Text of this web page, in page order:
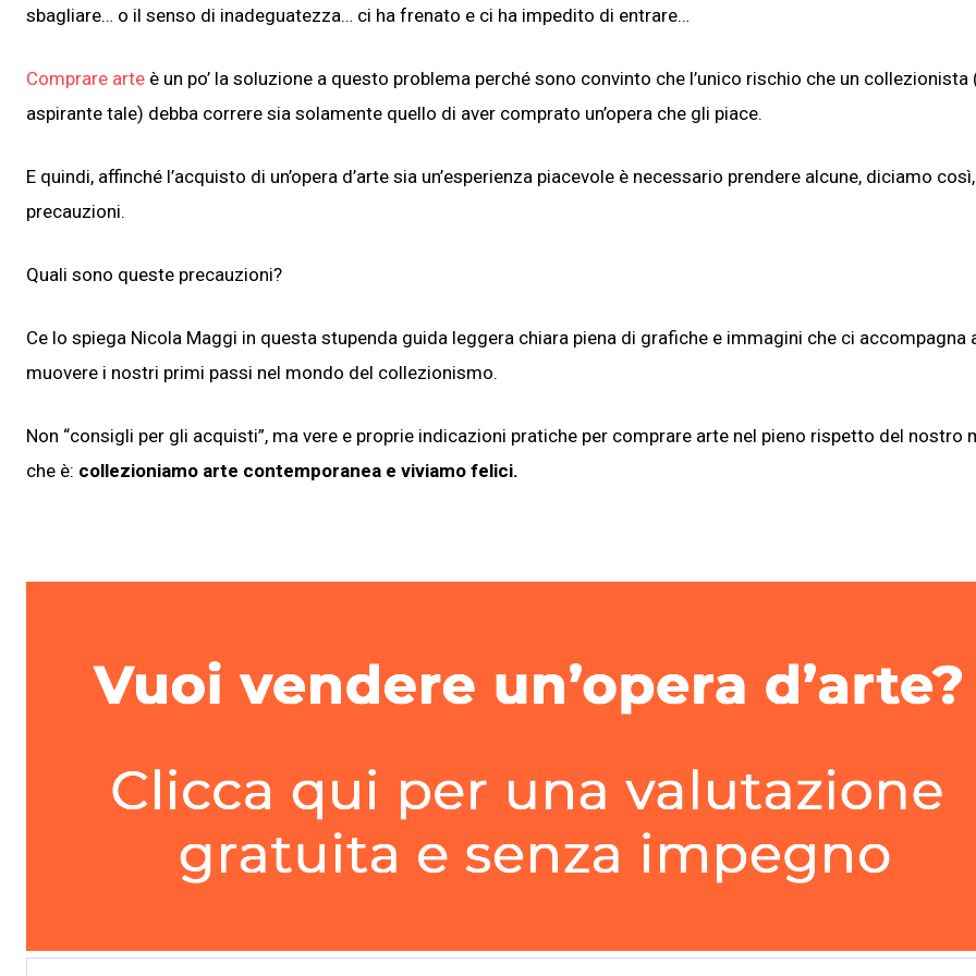
sbagliare… o il senso di inadeguatezza… ci ha frenato e ci ha impedito di entrare…
Comprare arte è un po’ la soluzione a questo problema perché sono convinto che l’unico rischio che un collezionista
aspirante tale) debba correre sia solamente quello di aver comprato un’opera che gli piace.
E quindi, affinché l’acquisto di un’opera d’arte sia un’esperienza piacevole è necessario prendere alcune, diciamo così,
precauzioni.
Quali sono queste precauzioni?
Ce lo spiega Nicola Maggi in questa stupenda guida leggera chiara piena di grafiche e immagini che ci accompagna
muovere i nostri primi passi nel mondo del collezionismo.
Non “consigli per gli acquisti”, ma vere e proprie indicazioni pratiche per comprare arte nel pieno rispetto del nostro
che è: collezioniamo arte contemporanea e viviamo felici.